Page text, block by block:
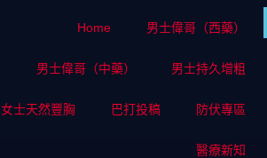
Home 男士偉哥（西藥）
男士偉哥（中藥） 男士持久增粗
女士天然豐胸 巴打投稿 防伏專區
醫療新知